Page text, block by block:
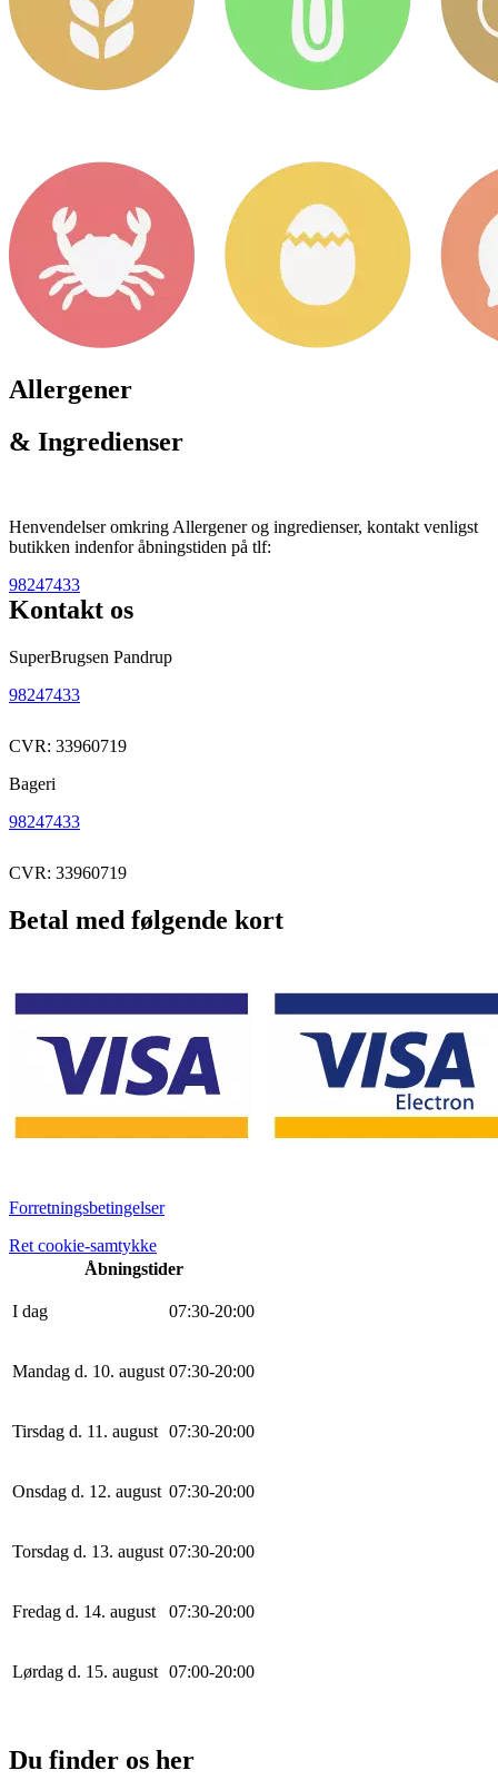
Allergener
& Ingredienser
Henvendelser omkring Allergener og ingredienser, kontakt venligst
butikken indenfor åbningstiden på tlf:
98247433
Kontakt os
SuperBrugsen Pandrup
98247433
CVR: 33960719
Bageri
98247433
CVR: 33960719
Betal med følgende kort
Forretningsbetingelser
Ret cookie-samtykke
Åbningstider
I dag 07:30-20:00
Mandag d. 10. august 07:30-20:00
Tirsdag d. 11. august 07:30-20:00
Onsdag d. 12. august 07:30-20:00
Torsdag d. 13. august 07:30-20:00
Fredag d. 14. august 07:30-20:00
Lørdag d. 15. august 07:00-20:00
Du finder os her